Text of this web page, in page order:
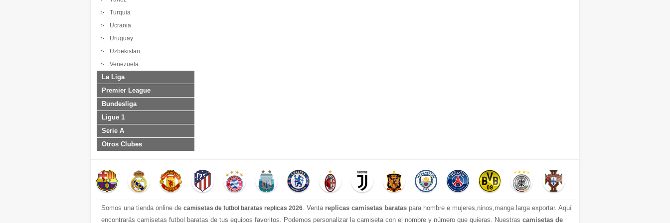
Turquia
Ucrania
Uruguay
Uzbekistan
Venezuela
La Liga
Premier League
Bundesliga
Ligue 1
Serie A
Otros Clubes
Somos una tienda online de camisetas de futbol baratas replicas 2026. Venta replicas camisetas baratas para hombre e mujeres,ninos,manga larga exportar. Aquí
encontrarás camisetas futbol baratas de tus equipos favoritos. Podemos personalizar la camiseta con el nombre y número que quieras. Nuestras camisetas de